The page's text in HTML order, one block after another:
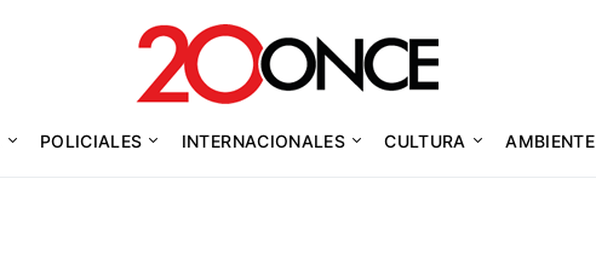
POLICIALES INTERNACIONALES CULTURA AMBIENTE